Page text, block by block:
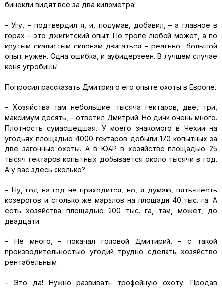
бинокли видят всё за два километра!
– Угу, – подтвердил я, и, подумав, добавил, – а главное в
горах – это джигитский опыт. По тропе любой может, а по
крутым скалистым склонам двигаться – реально большой
опыт нужен. Одна ошибка, и ауфидерзеен. В лучшем случае
коня угробишь!
Попросил рассказать Дмитрия о его опыте охоты в Европе.
– Хозяйства там небольшие: тысяча гектаров, две, три,
максимум десять, – ответил Дмитрий. Но дичи очень много.
Плотность сумасшедшая. У моего знакомого в Чехии на
угодьях площадью 4000 гектаров добыли 170 копытных за
две загонные охоты. А в ЮАР в хозяйстве площадью 25
тысяч гектаров копытных добывается около тысячи в год.
А у вас здесь сколько?
– Ну, год на год не приходится, но, я думаю, пять-шесть
козерогов и столько же маралов на площади 40 тыс. га. А
есть хозяйства площадью 200 тыс. га, там, может, до
двадцати.
– Не много, – покачал головой Дмитирий, – с такой
производительностью угодий трудно сделать хозяйство
рентабельным.
– Это да! Нужно развивать трофейную охоту. Продав